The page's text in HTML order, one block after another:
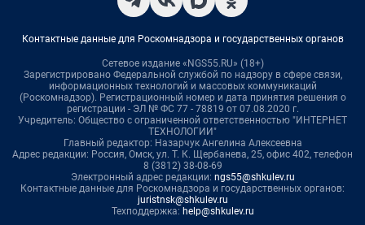
Контактные данные для Роскомнадзора и государственных органов
Сетевое издание «NGS55.RU» (18+)
Зарегистрировано Федеральной службой по надзору в сфере связи,
информационных технологий и массовых коммуникаций
(Роскомнадзор). Регистрационный номер и дата принятия решения о
регистрации - ЭЛ № ФС 77 - 78819 от 07.08.2020 г.
Учредитель: Общество с ограниченной ответственностью "ИНТЕРНЕТ
ТЕХНОЛОГИИ"
Главный редактор: Назарчук Ангелина Алексеевна
Адрес редакции: Россия, Омск, ул. Т. К. Щербанева, 25, офис 402, телефон
8 (3812) 38-08-69
Электронный адрес редакции: ngs55@shkulev.ru
Контактные данные для Роскомнадзора и государственных органов:
juristnsk@shkulev.ru
Техподдержка: help@shkulev.ru